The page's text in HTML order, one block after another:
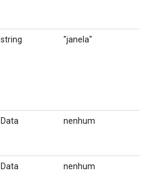
string "janela"
Data nenhum
Data nenhum